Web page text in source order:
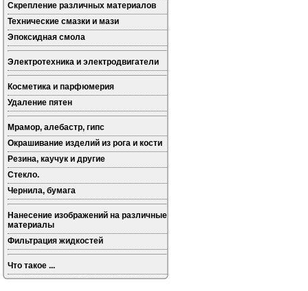
Скрепление различных материалов
Технические смазки и мази
Эпоксидная смола
Электротехника и электродвигатели
Косметика и парфюмерия
Удаление пятен
Мрамор, алебастр, гипс
Окрашивание изделий из рога и кости
Резина, каучук и другие
Стекло.
Чернила, бумага
Нанесение изображений на различные
материалы
Фильтрация жидкостей
Что такое ...